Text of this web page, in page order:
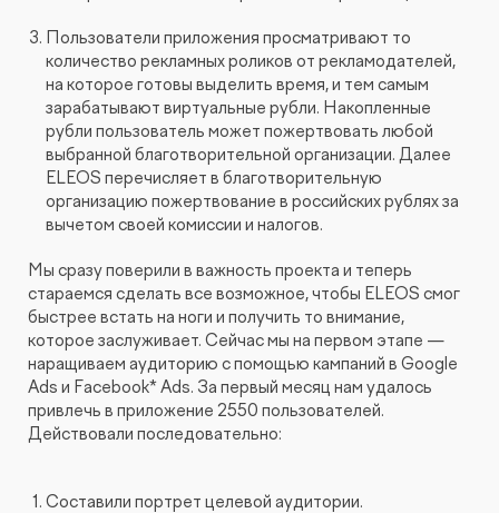
Пользователи приложения просматривают то
количество рекламных роликов от рекламодателей,
на которое готовы выделить время, и тем самым
зарабатывают виртуальные рубли. Накопленные
рубли пользователь может пожертвовать любой
выбранной благотворительной организации. Далее
ELEOS перечисляет в благотворительную
организацию пожертвование в российских рублях за
вычетом своей комиссии и налогов.
Мы сразу поверили в важность проекта и теперь
стараемся сделать все возможное, чтобы ELEOS смог
быстрее встать на ноги и получить то внимание,
которое заслуживает. Сейчас мы на первом этапе —
наращиваем аудиторию с помощью кампаний в Google
Ads и Facebook* Ads. За первый месяц нам удалось
привлечь в приложение 2550 пользователей.
Действовали последовательно:
Составили портрет целевой аудитории.